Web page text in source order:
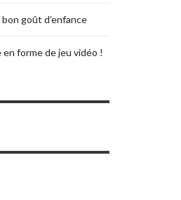
goût d’enfance
forme de jeu vidéo !